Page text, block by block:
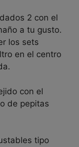
2 con el
a tu gusto.
los sets
en el centro
con el
de pepitas
tipo